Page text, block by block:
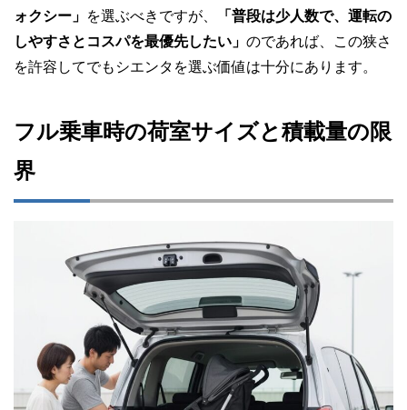
ォクシー」 を選ぶべきですが、
「普段は少人数で、運転の
しやすさとコスパを最優先したい」 のであれば、この狭さ
を許容してでもシエンタを選ぶ価値は十分にあります。
フル乗車時の荷室サイズと積載量の限
界